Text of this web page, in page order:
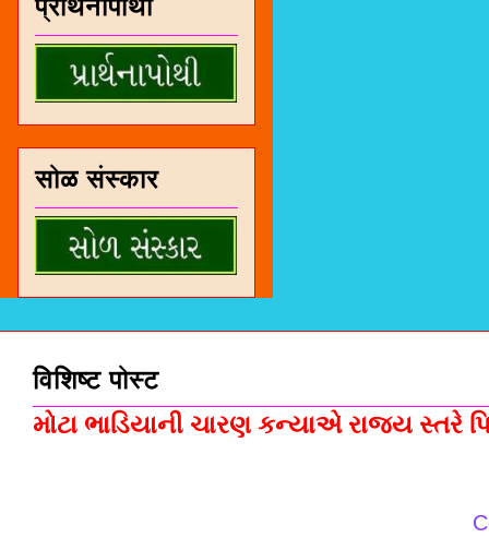
सोळ संस्कार
विशिष्ट पोस्ट
મોટા ભાડિયાની ચારણ કન્યાએ રાજ્ય સ્તરે